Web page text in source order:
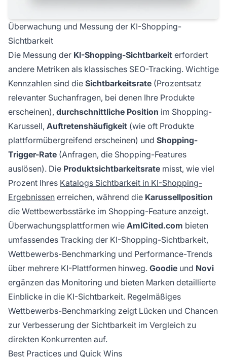
Überwachung und Messung der KI-Shopping-
Sichtbarkeit
Die Messung der KI-Shopping-Sichtbarkeit erfordert
andere Metriken als klassisches SEO-Tracking. Wichtige
Kennzahlen sind die Sichtbarkeitsrate (Prozentsatz
relevanter Suchanfragen, bei denen Ihre Produkte
erscheinen), durchschnittliche Position im Shopping-
Karussell, Auftretenshäufigkeit (wie oft Produkte
plattformübergreifend erscheinen) und Shopping-
Trigger-Rate (Anfragen, die Shopping-Features
auslösen). Die Produktsichtbarkeitsrate misst, wie viel
Prozent Ihres Katalogs Sichtbarkeit in KI-Shopping-
Ergebnissen erreichen, während die Karussellposition
die Wettbewerbsstärke im Shopping-Feature anzeigt.
Überwachungsplattformen wie AmICited.com bieten
umfassendes Tracking der KI-Shopping-Sichtbarkeit,
Wettbewerbs-Benchmarking und Performance-Trends
über mehrere KI-Plattformen hinweg. Goodie und Novi
ergänzen das Monitoring und bieten Marken detaillierte
Einblicke in die KI-Sichtbarkeit. Regelmäßiges
Wettbewerbs-Benchmarking zeigt Lücken und Chancen
zur Verbesserung der Sichtbarkeit im Vergleich zu
direkten Konkurrenten auf.
Best Practices und Quick Wins